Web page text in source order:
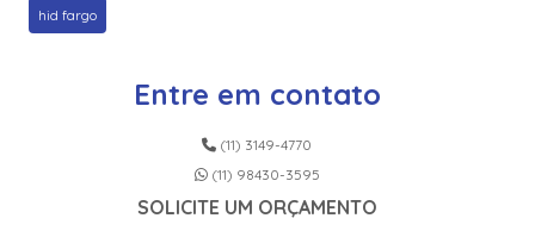
hid fargo
Entre em contato
(11) 3149-4770
(11) 98430-3595
SOLICITE UM ORÇAMENTO